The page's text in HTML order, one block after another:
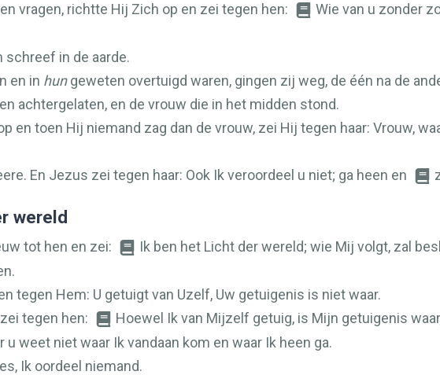
vragen, richtte Hij Zich op en zei tegen hen:
Wie van u zonder
schreef in de aarde.
en in hungeweten overtuigd waren, gingen zij weg, de één na de
achtergelaten, en de vrouw die in het midden stond.
en toen Hij niemand zag dan de vrouw, zei Hij tegen haar: Vrouw,
En Jezus zei tegen haar: Ook Ik veroordeel u niet; ga heen en
wereld
tot hen en zei:
Ik ben het Licht der wereld; wie Mij volgt, zal
tegen Hem: U getuigt van Uzelf, Uw getuigenis is niet waar.
tegen hen:
Hoewel Ik van Mijzelf getuig, is Mijn getuigenis
u weet niet waar Ik vandaan kom en waar Ik heen ga.
Ik oordeel niemand.